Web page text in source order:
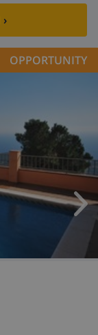
›
OPPORTUNITY